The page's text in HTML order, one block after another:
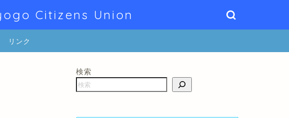
Citizens Union
リンク
検索